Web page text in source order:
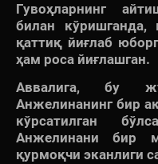
Гувоҳларнинг
билан кўришганда,
қаттиқ йиғлаб
ҳам роса йиғлашган.
Аввалига, бу
Анжелинанинг бир
кўрсатилган
Анжелинани бир
қурмоқчи эканлиги